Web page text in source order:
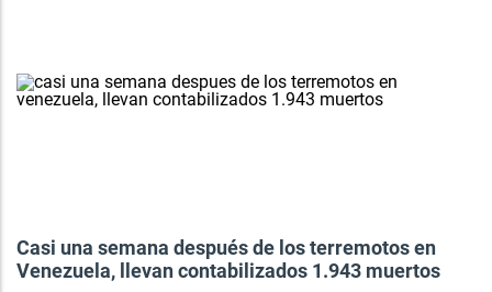
Casi una semana después de los terremotos en
Venezuela, llevan contabilizados 1.943 muertos